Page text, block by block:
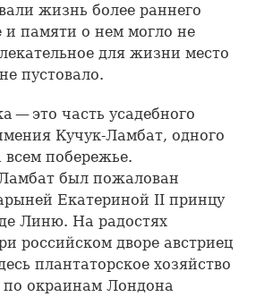
жизнь более раннего
и памяти о нем могло не
для жизни место
пустовало.
— это часть усадебного
Кучук-Ламбат, одного
побережье.
был пожалован
Екатериной II принцу
Линю. На радостях
российском дворе австриец
плантаторское хозяйство
окраинам Лондона